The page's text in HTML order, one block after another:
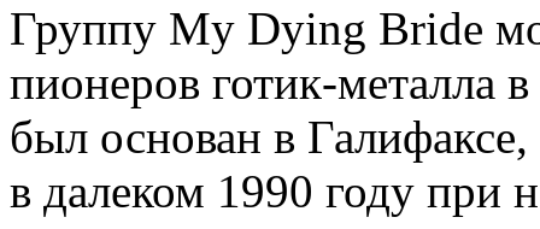
Группу My Dying Bride
пионеров готик-металла
был основан в
в далеком 1990 году при